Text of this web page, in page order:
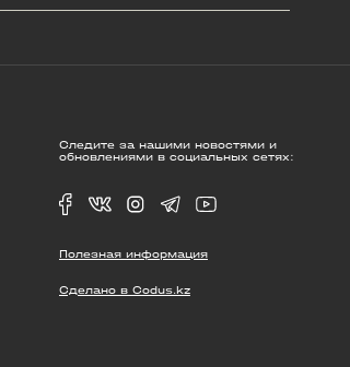
Следите за нашими новостями и
обновлениями в социальных сетях:
Полезная информация
Сделано в Codus.kz